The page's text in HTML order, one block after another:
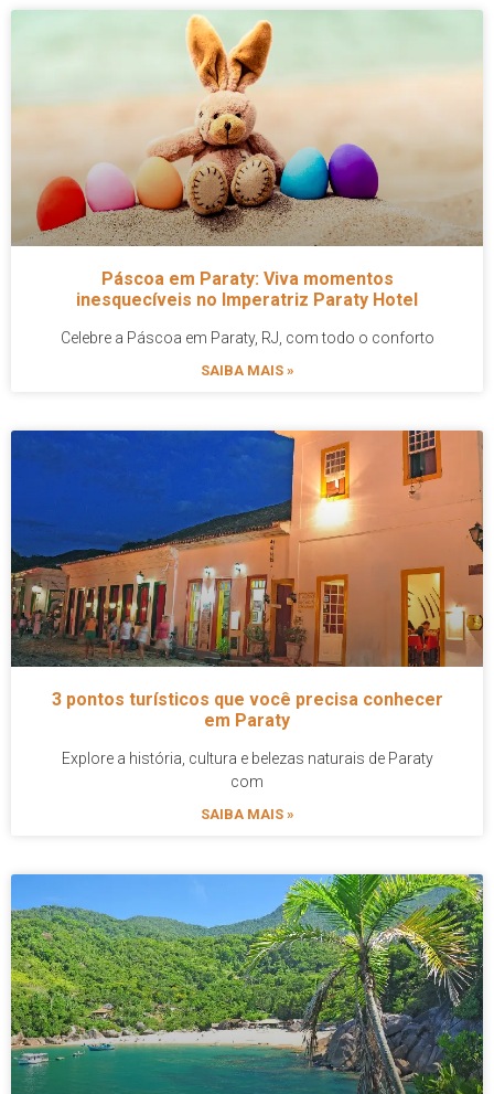
Páscoa em Paraty: Viva momentos
inesquecíveis no Imperatriz Paraty Hotel
Celebre a Páscoa em Paraty, RJ, com todo o conforto
SAIBA MAIS »
3 pontos turísticos que você precisa conhecer
em Paraty
Explore a história, cultura e belezas naturais de Paraty
com
SAIBA MAIS »